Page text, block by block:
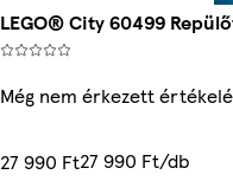
LEGO® City 60499
Még nem érkezett
27 990 Ft27 990 Ft/db